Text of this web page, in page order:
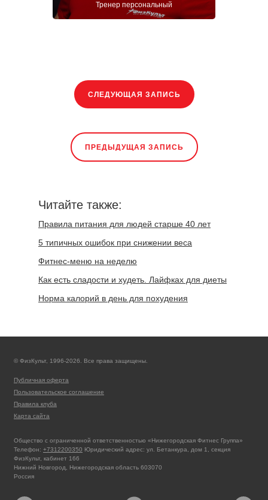
Тренер персональный
СЛЕДУЮЩАЯ ЗАПИСЬ
ПРЕДЫДУЩАЯ ЗАПИСЬ
Читайте также:
Правила питания для людей старше 40 лет
5 типичных ошибок при снижении веса
Фитнес-меню на неделю
Как есть сладости и худеть. Лайфках для диеты
Норма калорий в день для похудения
© ФизКульт, 1996-2026. Все права защищены.
Публичная оферта
Пользовательское соглашение
Правила клуба
Карта сайта
Общество с ограниченной ответственностью «Нижегородская Фитнес Группа»
Телефон: +7312200350 Юридический адрес: ул. Бетанкура, дом 1, секция
ФизКульт, кабинет 166
Нижний Новгород, Нижегородская область 603070
Россия